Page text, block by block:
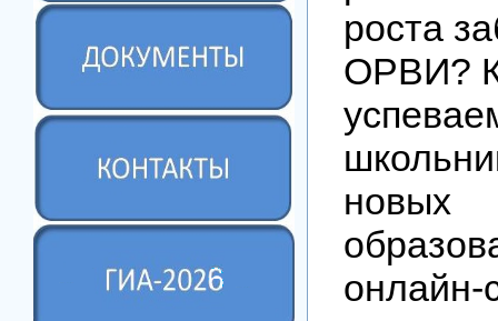
роста
ОРВИ?
новых
онлайн-